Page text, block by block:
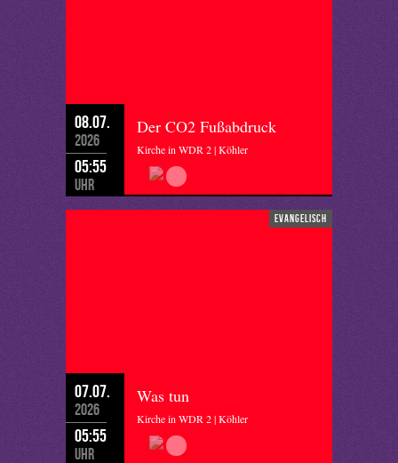
08.07.
2026
05:55
Uhr
Der CO2 Fußabdruck
Kirche in WDR 2 | Köhler
evangelisch
07.07.
2026
05:55
Uhr
Was tun
Kirche in WDR 2 | Köhler